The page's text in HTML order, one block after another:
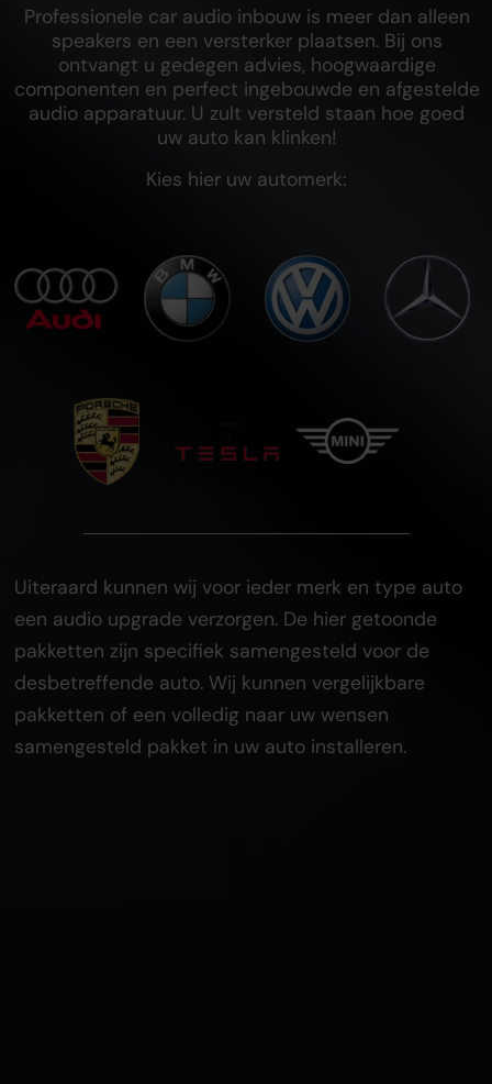
Professionele car audio inbouw is meer dan alleen
speakers en een versterker plaatsen. Bij ons
ontvangt u gedegen advies, hoogwaardige
componenten en perfect ingebouwde en afgestelde
audio apparatuur. U zult versteld staan hoe goed
uw auto kan klinken!
Kies hier uw automerk:
Uiteraard kunnen wij voor ieder merk en type auto
een audio upgrade verzorgen. De hier getoonde
pakketten zijn specifiek samengesteld voor de
desbetreffende auto. Wij kunnen vergelijkbare
pakketten of een volledig naar uw wensen
samengesteld pakket in uw auto installeren.